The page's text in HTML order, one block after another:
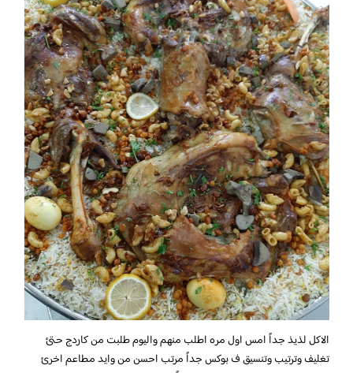
الاكل لذيذ جداً امس اول مره اطلب منهم واليوم طلبت من كاردج حتئ
تغليف وترتيب وتنسيق ف بوكس جداً مرتب احسن من وايد مطاعم اخرئ